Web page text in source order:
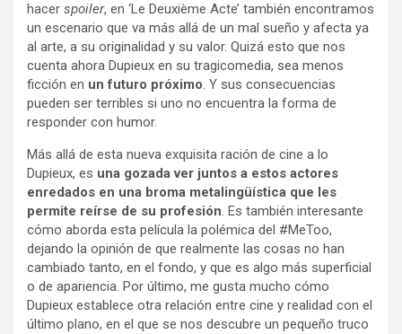
hacer spoiler, en ‘Le Deuxième Acte’ también encontramos
un escenario que va más allá de un mal sueño y afecta ya
al arte, a su originalidad y su valor. Quizá esto que nos
cuenta ahora Dupieux en su tragicomedia, sea menos
ficción en un futuro próximo. Y sus consecuencias
pueden ser terribles si uno no encuentra la forma de
responder con humor.
Más allá de esta nueva exquisita ración de cine a lo
Dupieux, es una gozada ver juntos a estos actores
enredados en una broma metalingüística que les
permite reírse de su profesión. Es también interesante
cómo aborda esta película la polémica del #MeToo,
dejando la opinión de que realmente las cosas no han
cambiado tanto, en el fondo, y que es algo más superficial
o de apariencia. Por último, me gusta mucho cómo
Dupieux establece otra relación entre cine y realidad con el
último plano, en el que se nos descubre un pequeño truco